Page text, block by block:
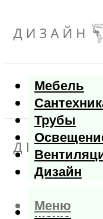
Мебель
Трубы
Дизайн
Меню
Меню